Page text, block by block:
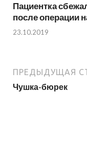
Пациентка
после операции
23.10.2019
ПРЕДЫДУЩАЯ
Чушка-бюрек